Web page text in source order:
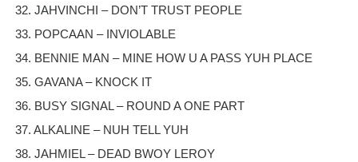
32. JAHVINCHI – DON’T TRUST PEOPLE
33. POPCAAN – INVIOLABLE
34. BENNIE MAN – MINE HOW U A PASS YUH PLACE
35. GAVANA – KNOCK IT
36. BUSY SIGNAL – ROUND A ONE PART
37. ALKALINE – NUH TELL YUH
38. JAHMIEL – DEAD BWOY LEROY